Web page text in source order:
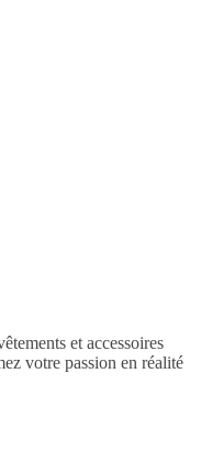
et accessoires
votre passion en réalité